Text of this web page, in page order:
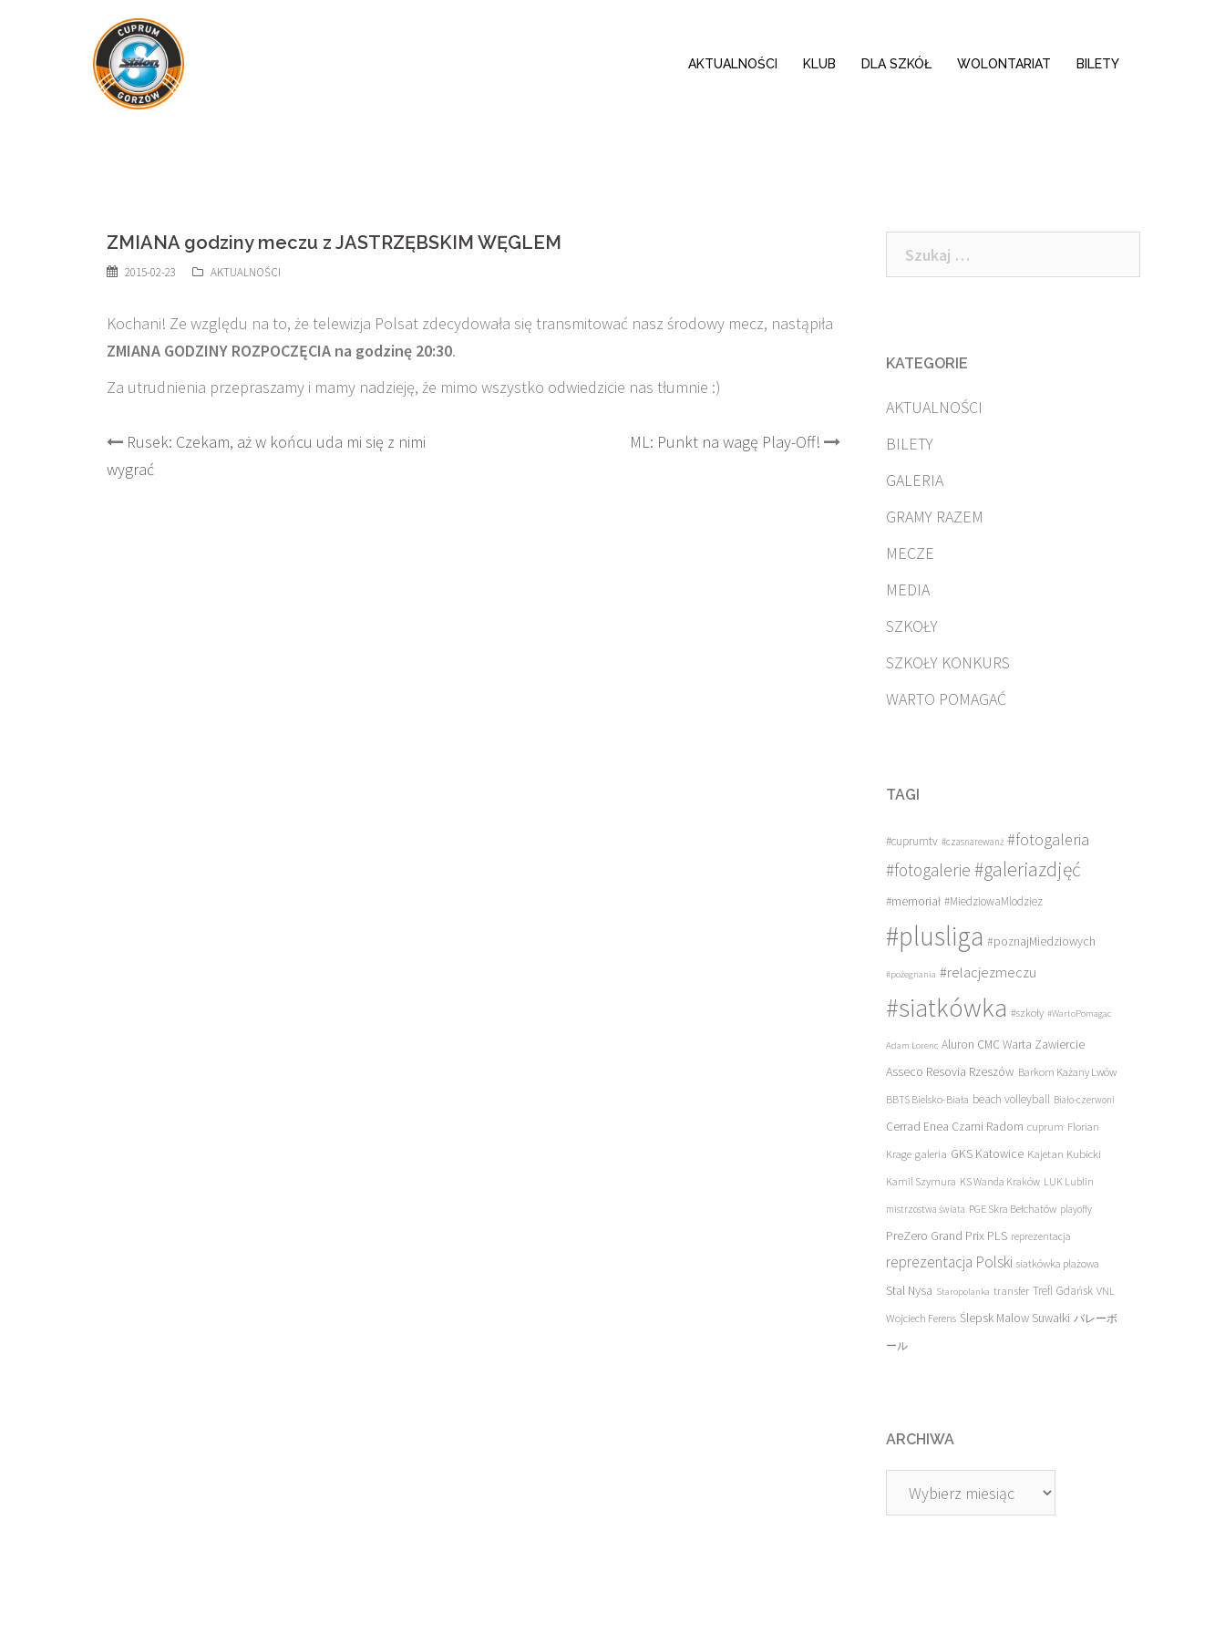
AKTUALNOŚCI KLUB DLA SZKÓŁ WOLONTARIAT BILETY
ZMIANA godziny meczu z JASTRZĘBSKIM WĘGLEM
2015-02-23 AKTUALNOŚCI
Kochani! Ze względu na to, że telewizja Polsat zdecydowała się transmitować nasz środowy mecz, nastąpiła
ZMIANA GODZINY ROZPOCZĘCIA na godzinę 20:30.
Za utrudnienia przepraszamy i mamy nadzieję, że mimo wszystko odwiedzicie nas tłumnie :)
Post
navigation
Rusek: Czekam, aż w końcu uda mi się z nimi
wygrać
ML: Punkt na wagę Play-Off!
Szukaj:
KATEGORIE
AKTUALNOŚCI
BILETY
GALERIA
GRAMY RAZEM
MECZE
MEDIA
SZKOŁY
SZKOŁY KONKURS
WARTO POMAGAĆ
TAGI
#cuprumtv #czasnarewanż #fotogaleria
#fotogalerie #galeriazdjęć
#memoriał #MiedziowaMlodziez
#plusliga #poznajMiedziowych
#pożegnania #relacjezmeczu
#siatkówka #szkoły #WartoPomagac
Adam Lorenc Aluron CMC Warta Zawiercie
Asseco Resovia Rzeszów Barkom Każany Lwów
BBTS Bielsko-Biała beach volleyball Biało-czerwoni
Cerrad Enea Czarni Radom cuprum Florian
Krage galeria GKS Katowice Kajetan Kubicki
Kamil Szymura KS Wanda Kraków LUK Lublin
mistrzostwa świata PGE Skra Bełchatów playoffy
PreZero Grand Prix PLS reprezentacja
reprezentacja Polski siatkówka plażowa
Stal Nysa Staropolanka transfer Trefl Gdańsk VNL
Wojciech Ferens Ślepsk Malow Suwałki バレーボ
ール
ARCHIWA
Archiwa